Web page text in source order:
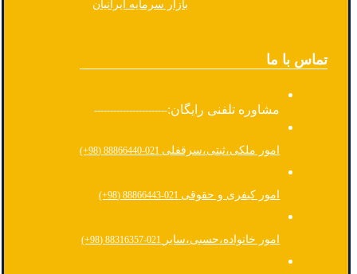
بازار سرمایه ایرانیان
تماس با ما
مشاوره تلفنی رایگان:-----------------------
امور ملکی،ثبتی،سرقفلی
امور کیفری و حقوقی
امور خانواده،حسبی،سایر